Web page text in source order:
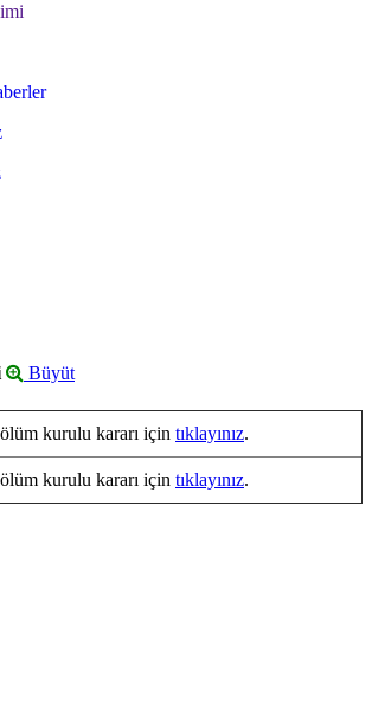
Büyüt
kurulu kararı için tıklayınız.
kurulu kararı için tıklayınız.